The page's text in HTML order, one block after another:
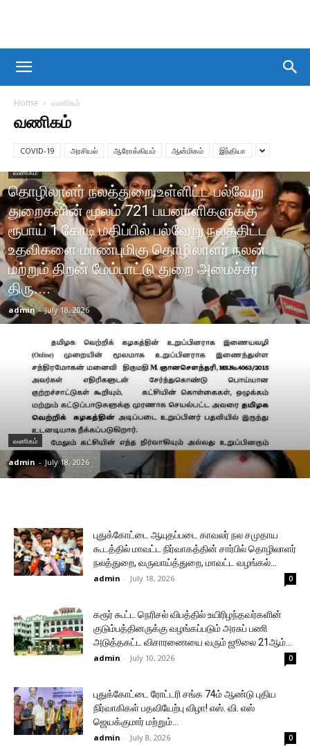
Home வணிகம்
வணிகம்
COVID-19 அரசியல் ஆரோக்கியம் ஆன்மிகம் இந்தியா
வணிகம்
தொழிலாளர் நலத்துறை உள்ளிட்ட பல்வேறு
துறைகளின் மூலம் 721 பயனாளிகளுக்கு
ரூபாய் 1 கோடி மதிப்பில் பல்வேறு நலத்திட்ட
உதவிகளை மாண்புமிகு தொழிலாளர் நலன்
மற்றும் திறன் மேம்பாட்டு துறை அமைச்சர்
திரு....
admin - July 18, 2026
வணிகம்
admin - July 18, 2026
புதுக்கோட்டை ஆயுதப்படை காவலர் நல சமுதாய
கூடத்தில் மாவட்ட நிர்வாகத்தின் சார்பில் தொழிலாளர்
நலத்துறை, வருவாய்த்துறை, மாவட்ட வழங்கல்...
admin - July 18, 2026 0
கரூர் கூட்ட நெரிசல் விபத்தில் உயிரிழந்தவர்களின்
குடும்பத்தினருக்கு வழங்கப்படும் அரசுப் பணி
அடுத்தகட்ட விசாரணையை வரும் ஜூலை 21ஆம்...
admin - July 10, 2026 0
புதுக்கோட்டை ரோட்டரி சங்க 74ம் ஆண்டு புதிய
நிர்வாகிகள் பதவியேற்பு விழா! எஸ். வி. எஸ்
ஜெயக்குமார் மற்றும்...
admin - July 8, 2026 0